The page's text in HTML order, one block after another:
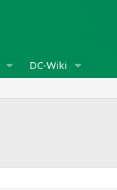
DC-Wiki